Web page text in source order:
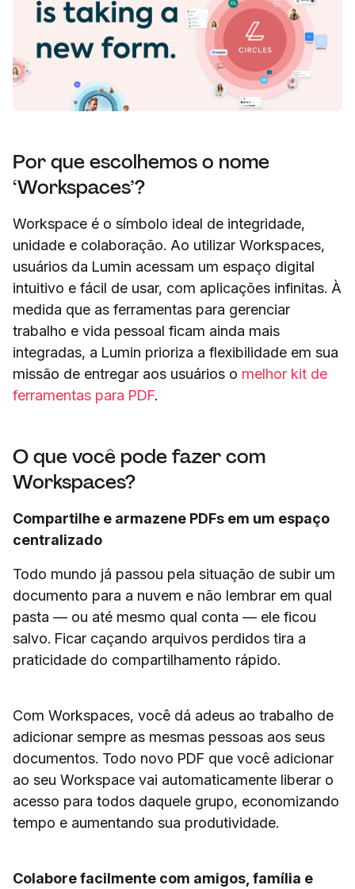
Por que escolhemos o nome
‘Workspaces’?
Workspace é o símbolo ideal de integridade,
unidade e colaboração. Ao utilizar Workspaces,
usuários da Lumin acessam um espaço digital
intuitivo e fácil de usar, com aplicações infinitas. À
medida que as ferramentas para gerenciar
trabalho e vida pessoal ficam ainda mais
integradas, a Lumin prioriza a flexibilidade em sua
missão de entregar aos usuários o melhor kit de
ferramentas para PDF.
O que você pode fazer com
Workspaces?
Compartilhe e armazene PDFs em um espaço
centralizado
Todo mundo já passou pela situação de subir um
documento para a nuvem e não lembrar em qual
pasta — ou até mesmo qual conta — ele ficou
salvo. Ficar caçando arquivos perdidos tira a
praticidade do compartilhamento rápido.
Com Workspaces, você dá adeus ao trabalho de
adicionar sempre as mesmas pessoas aos seus
documentos. Todo novo PDF que você adicionar
ao seu Workspace vai automaticamente liberar o
acesso para todos daquele grupo, economizando
tempo e aumentando sua produtividade.
Colabore facilmente com amigos, família e